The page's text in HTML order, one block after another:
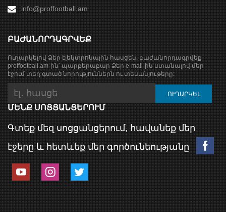
info@proffootball.am
ԲԱԺԱՆՈՐԴԱԳՐՎԵՔ
Ուղարկելով Ձեր էլեկտրոնային հասցեն, բաժանորդագրվեք
proffootball.am-ին՝ պարբերաբար Ձեր e-mail-ին ստանալով մեր
էջում տեղ գտած նորություններն ու տեսանյութերը:
ՄԵՆՔ ՍՈՑՑԱՆՑԵՐՈՒՄ
Գտեք մեզ սոցցանցերում, հավանեք մեր
էջերը և հետևեք մեր գործունեությանը